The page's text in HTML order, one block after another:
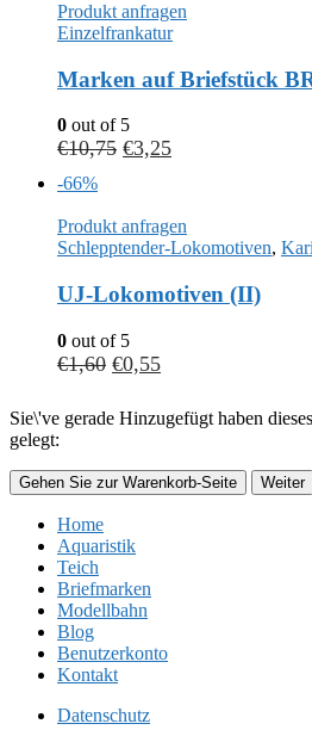
Produkt anfragen
Einzelfrankatur
Marken auf Briefstück
0 out of 5
€10,75 €3,25
-66%
Produkt anfragen
Schlepptender-Lokomotiven,
UJ-Lokomotiven (II)
0 out of 5
€1,60 €0,55
Sie\'ve gerade Hinzugefügt haben
gelegt:
Gehen Sie zur Warenkorb-Seite Weiter
Home
Aquaristik
Teich
Briefmarken
Modellbahn
Blog
Benutzerkonto
Kontakt
Datenschutz